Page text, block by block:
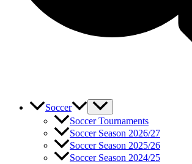
Soccer
Soccer Tournaments
Soccer Season 2026/27
Soccer Season 2025/26
Soccer Season 2024/25